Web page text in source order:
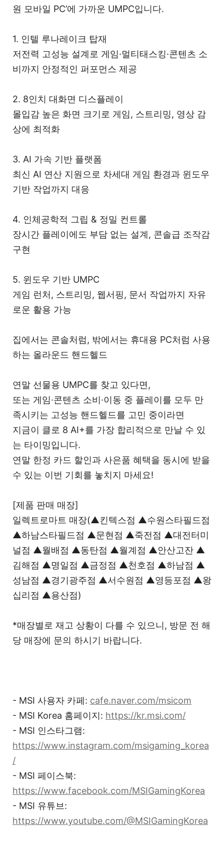
원 모바일 PC’에 가까운 UMPC입니다.
1. 인텔 루나레이크 탑재
저전력 고성능 설계로 게임·멀티태스킹·콘텐츠 소
비까지 안정적인 퍼포먼스 제공
2. 8인치 대화면 디스플레이
몰입감 높은 화면 크기로 게임, 스트리밍, 영상 감
상에 최적화
3. AI 가속 기반 플랫폼
최신 AI 연산 지원으로 차세대 게임 환경과 윈도우
기반 작업까지 대응
4. 인체공학적 그립 & 정밀 컨트롤
장시간 플레이에도 부담 없는 설계, 콘솔급 조작감
구현
5. 윈도우 기반 UMPC
게임 런처, 스트리밍, 웹서핑, 문서 작업까지 자유
로운 활용 가능
집에서는 콘솔처럼, 밖에서는 휴대용 PC처럼 사용
하는 올라운드 핸드헬드
연말 선물용 UMPC를 찾고 있다면,
또는 게임·콘텐츠 소비·이동 중 플레이를 모두 만
족시키는 고성능 핸드헬드를 고민 중이라면
지금이 클로 8 AI+를 가장 합리적으로 만날 수 있
는 타이밍입니다.
연말 한정 카드 할인과 사은품 혜택을 동시에 받을
수 있는 이번 기회를 놓치지 마세요!
[제품 판매 매장]
일렉트로마트 매장(▲킨텍스점 ▲수원스타필드점
▲하남스타필드점 ▲문현점 ▲죽전점 ▲대전터미
널점 ▲월배점 ▲동탄점 ▲월계점 ▲안산고잔 ▲
김해점 ▲명일점 ▲금정점 ▲천호점 ▲하남점 ▲
성남점 ▲경기광주점 ▲서수원점 ▲영등포점 ▲왕
십리점 ▲용산점)
*매장별로 재고 상황이 다를 수 있으니, 방문 전 해
당 매장에 문의 하시기 바랍니다.
- MSI 사용자 카페: cafe.naver.com/msicom
- MSI Korea 홈페이지: https://kr.msi.com/
- MSI 인스타그램:
https://www.instagram.com/msigaming_korea
/
- MSI 페이스북:
https://www.facebook.com/MSIGamingKorea
- MSI 유튜브:
https://www.youtube.com/@MSIGamingKorea